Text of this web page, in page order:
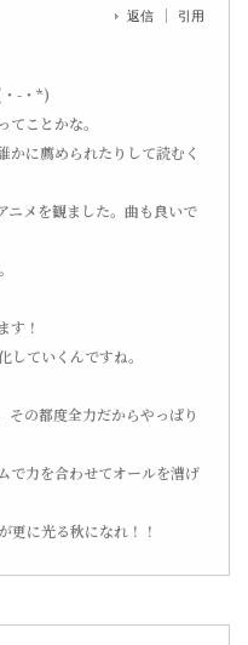
返信 引用
-・*)
ことかな。
かに薦められたりして読むく
ニメを観ました。曲も良いで
す！
ていくんですね。
その都度全力だからやっぱり
で力を合わせてオールを漕げ
に光る秋になれ！！